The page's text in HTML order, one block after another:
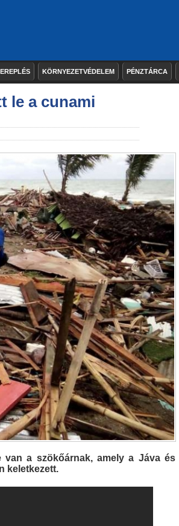
KÖRNYEZETVÉDELEM PÉNZTÁRCA
le a cunami
van a szökőárnak, amely a Jáva és
keletkezett.